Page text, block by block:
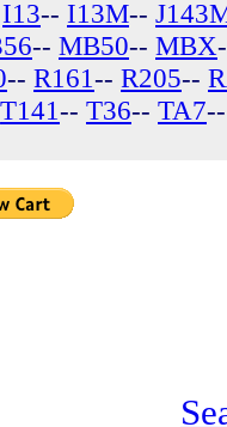
I13-- I13M--
-- MB50-- MBX
-- R161-- R205--
T141-- T36-- TA7